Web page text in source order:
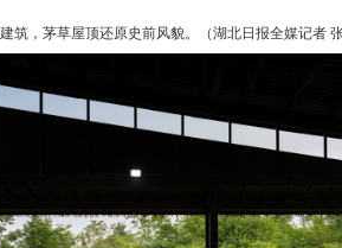
筑，茅草屋顶还原史前风貌。（湖北日报全媒记者